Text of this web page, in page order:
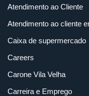
Atendimento ao Cliente
Atendimento ao cliente
Caixa de supermercado
Careers
Carone Vila Velha
Carreira e Emprego